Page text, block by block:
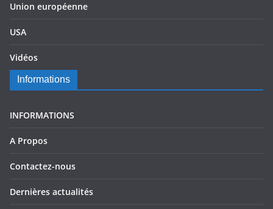
Union européenne
USA
Vidéos
Informations
INFORMATIONS
A Propos
Contactez-nous
Dernières actualités